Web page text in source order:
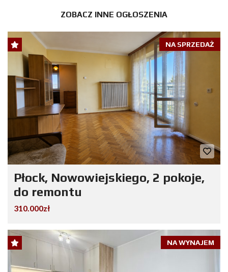
ZOBACZ INNE OGŁOSZENIA
NA SPRZEDAŻ
Płock, Nowowiejskiego, 2 pokoje,
do remontu
310.000zł
NA WYNAJEM